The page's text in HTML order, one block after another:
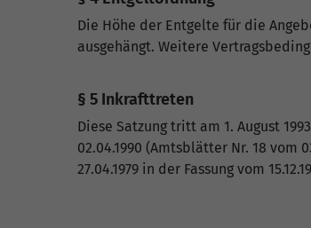
Die Höhe der Entgelte für die
ausgehängt. Weitere
§ 5 Inkrafttreten
Diese Satzung tritt am 1. August
02.04.1990 (Amtsblätter Nr. 18 vom
27.04.1979 in der Fassung vom